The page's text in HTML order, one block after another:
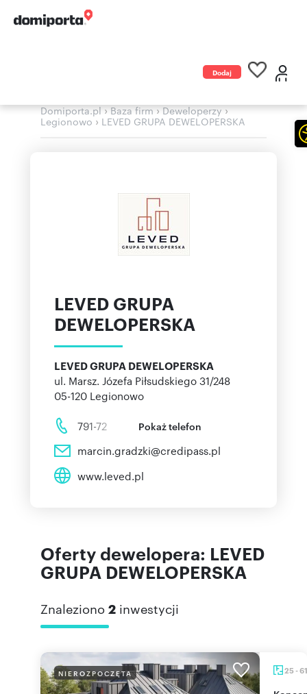
Dodaj
Domiporta.pl›Baza firm›Deweloperzy›
Legionowo› LEVED GRUPA DEWELOPERSKA
LEVED GRUPA
DEWELOPERSKA
LEVED GRUPA DEWELOPERSKA
ul. Marsz. Józefa Piłsudskiego 31/248
05-120 Legionowo
791-72 Pokaż telefon
marcin.gradzki@credipass.pl
www.leved.pl
Oferty dewelopera: LEVED
GRUPA DEWELOPERSKA
Znaleziono 2 inwestycji
NIEROZPOCZĘTA 25 -